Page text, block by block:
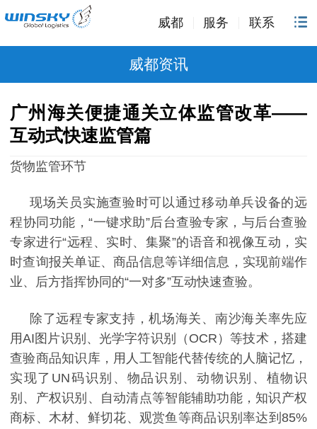
威都 服务 联系
威都资讯
广州海关便捷通关立体监管改革——
互动式快速监管篇
货物监管环节
现场关员实施查验时可以通过移动单兵设备的远
程协同功能，“一键求助”后台查验专家，与后台查验
专家进行“远程、实时、集聚”的语音和视像互动，实
时查询报关单证、商品信息等详细信息，实现前端作
业、后方指挥协同的“一对多”互动快速查验。
除了远程专家支持，机场海关、南沙海关率先应
用AI图片识别、光学字符识别（ OCR ）等技术，搭建
查验商品知识库，用人工智能代替传统的人脑记忆，
实现了 UN码识别、物品识别、动物识别、植物识
别、产权识别、自动清点等智能辅助功能，知识产权
商标、木材、鲜切花、观赏鱼等商品识别率达到 85%